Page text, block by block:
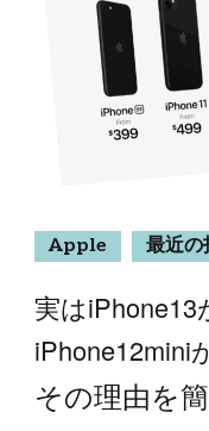
Apple 最近の
実は
iPhone12mini
その理由を